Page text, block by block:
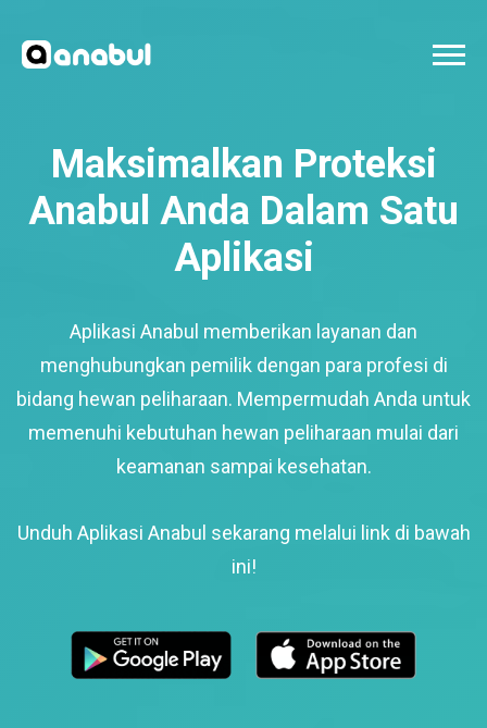
Maksimalkan Proteksi
Anabul Anda Dalam Satu
Aplikasi
Aplikasi Anabul memberikan layanan dan
menghubungkan pemilik dengan para profesi di
bidang hewan peliharaan. Mempermudah Anda untuk
memenuhi kebutuhan hewan peliharaan mulai dari
keamanan sampai kesehatan.
Unduh Aplikasi Anabul sekarang melalui link di bawah
ini!